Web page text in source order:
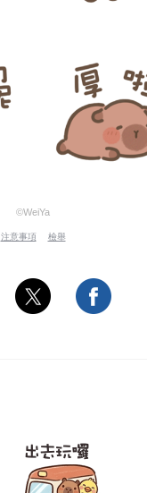
©WeiYa
注意事項 檢舉